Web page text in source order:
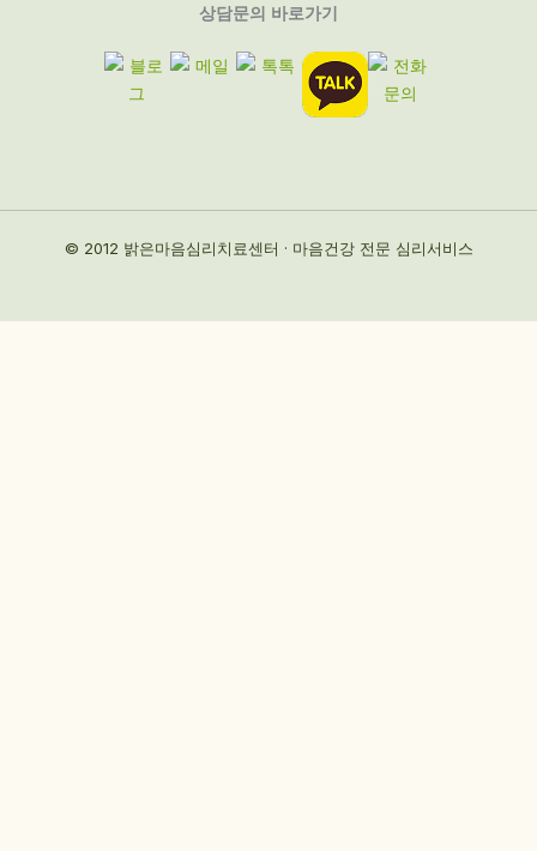
상담문의 바로가기
© 2012 밝은마음심리치료센터 · 마음건강 전문 심리서비스